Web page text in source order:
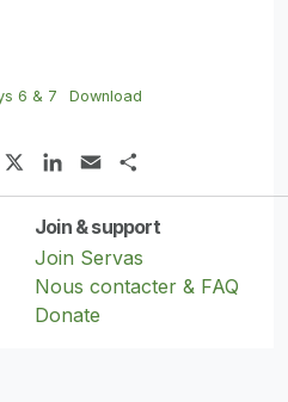
6 & 7 Download
MastodonLinkedIn
Email
Join & support
Join Servas
Nous contacter & FAQ
Donate